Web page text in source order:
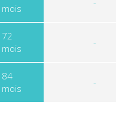
mois
-
72
mois
-
84
mois
-